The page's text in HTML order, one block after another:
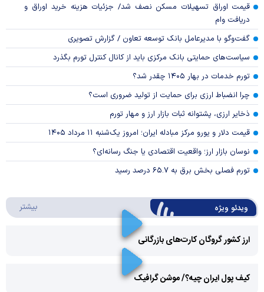
قیمت اوراق تسهیلات مسکن نصف شد/ جزئیات هزینه خرید اوراق و
دریافت وام
گفت‌وگو با مدیرعامل بانک توسعه تعاون / گزارش تصویری
سیاست‌های حمایتی بانک مرکزی باید از کانال کنترل تورم بگذرد
تورم خدمات در بهار ۱۴۰۵ چقدر شد؟
چرا انضباط ارزی برای حمایت از تولید ضروری است؟
ذخایر ارزی، پشتوانه ثبات بازار ارز و مهار تورم
قیمت دلار و یورو مرکز مبادله ایران؛ امروز یک‌شنبه ۱۱ مرداد ۱۴۰۵
نوسان بازار ارز؛ واقعیت اقتصادی یا جنگ رسانه‌ای؟
تورم فصلی بخش برق به ۶۵.۷ درصد رسید
ویدئو ویژه بیشتر
ارز کشور گروگان کارت‌های بازرگانی
کیف پول ایران چیه؟/ موشن گرافیک